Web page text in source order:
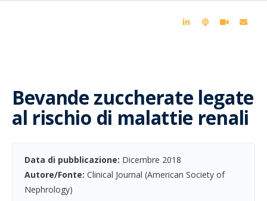
Bevande zuccherate legate
al rischio di malattie renali
Data di pubblicazione: Dicembre 2018
Autore/Fonte: Clinical Journal (American Society of
Nephrology)